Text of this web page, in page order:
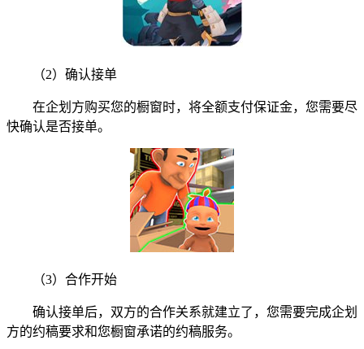
（2）确认接单
在企划方购买您的橱窗时，将全额支付保证金，您需要尽
快确认是否接单。
（3）合作开始
确认接单后，双方的合作关系就建立了，您需要完成企划
方的约稿要求和您橱窗承诺的约稿服务。